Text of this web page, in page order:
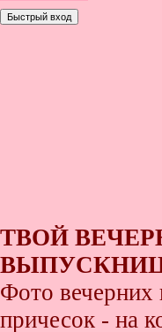
ТВОЙ
ВЫПУСКНИЦ
Фото вечерних
причесок - на